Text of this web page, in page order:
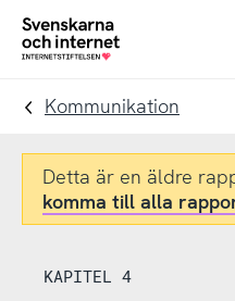
Till
navigation
Till
innehåll
To
Kommunikation
Detta är en äldre
komma till alla
KAPITEL 4